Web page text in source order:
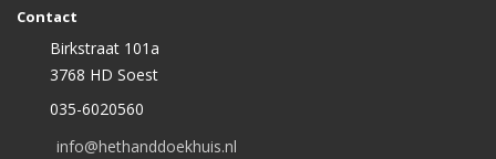
Contact
Birkstraat 101a
3768 HD Soest
035-6020560
info@hethanddoekhuis.nl